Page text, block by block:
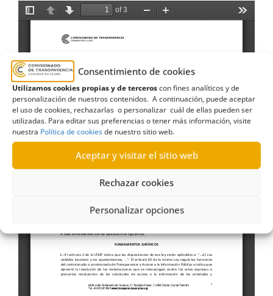
Consentimiento de cookies
Utilizamos cookies propias y de terceroscon fines analíticos y de
personalización de nuestros contenidos. A continuación, puede aceptar
el uso de cookies, rechazarlas o personalizar cuál de ellas pueden ser
utilizadas. Para editar sus preferencias o tener más información, visite
nuestra Política de cookiesde nuestro sitio web.
Aceptar y visitar el sitio web
Rechazar cookies
Personalizar opciones